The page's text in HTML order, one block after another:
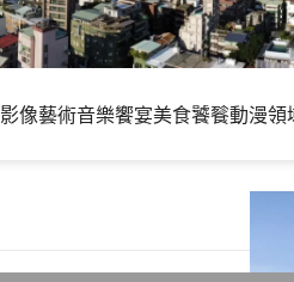
影像藝術音樂饗宴美食饕餮動漫領